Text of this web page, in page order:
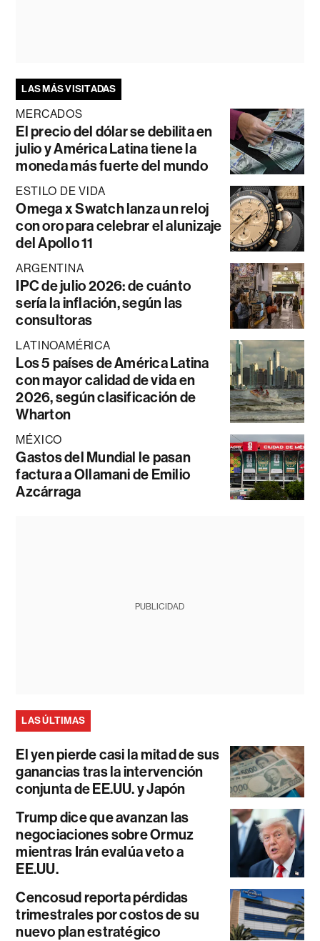
LAS MÁS VISITADAS
MERCADOS
El precio del dólar se debilita en
julio y América Latina tiene la
moneda más fuerte del mundo
ESTILO DE VIDA
Omega x Swatch lanza un reloj
con oro para celebrar el alunizaje
del Apollo 11
ARGENTINA
IPC de julio 2026: de cuánto
sería la inflación, según las
consultoras
LATINOAMÉRICA
Los 5 países de América Latina
con mayor calidad de vida en
2026, según clasificación de
Wharton
MÉXICO
Gastos del Mundial le pasan
factura a Ollamani de Emilio
Azcárraga
PUBLICIDAD
LAS ÚLTIMAS
El yen pierde casi la mitad de sus
ganancias tras la intervención
conjunta de EE.UU. y Japón
Trump dice que avanzan las
negociaciones sobre Ormuz
mientras Irán evalúa veto a
EE.UU.
Cencosud reporta pérdidas
trimestrales por costos de su
nuevo plan estratégico